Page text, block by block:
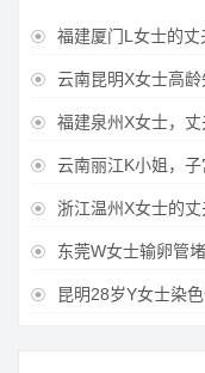
 福建厦门L女士的
 云南昆明X女士高
 福建泉州X女士，
 云南丽江K小姐，
 浙江温州X女士的
 东莞W女士输卵管
 昆明28岁Y女士染